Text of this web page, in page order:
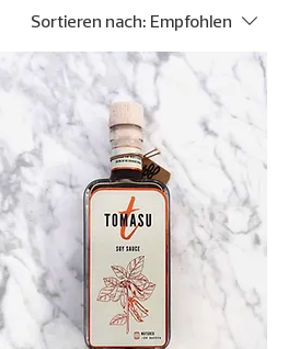
Sortieren nach: Empfohlen